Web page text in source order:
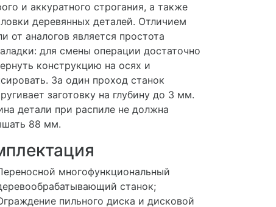
и аккуратного строгания, а также
деревянных деталей. Отличием
от аналогов является простота
для смены операции достаточно
конструкцию на осях и
За один проход станок
заготовку на глубину до 3 мм.
детали при распиле не должна
88 мм.
многофункциональный
станок;
пильного диска и дисковой